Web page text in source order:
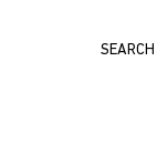
Search